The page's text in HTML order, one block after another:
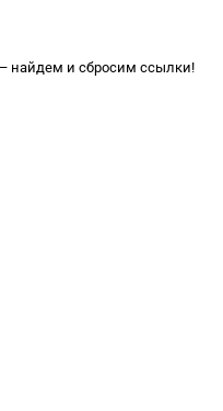
найдем и сбросим ссылки!